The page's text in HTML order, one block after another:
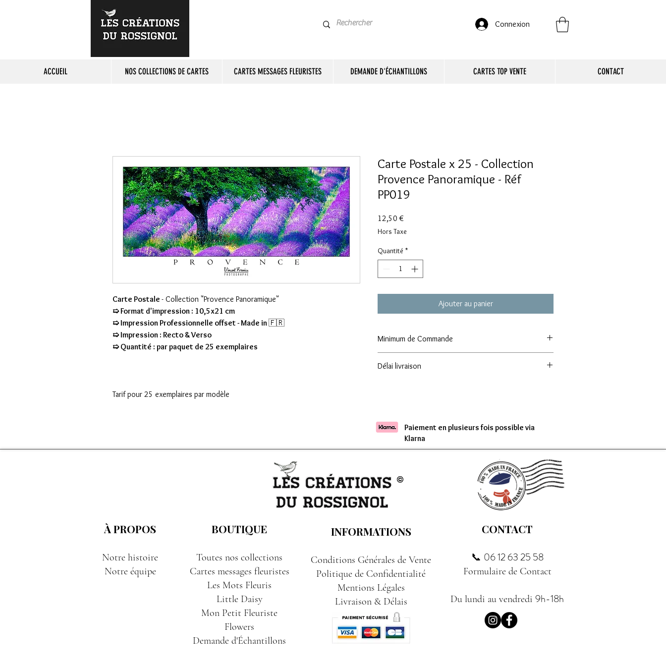
Connexion
ACCUEIL NOS COLLECTIONS DE CARTES CARTES MESSAGES FLEURISTES DEMANDE D'ÉCHANTILLONS CARTES TOP VENTE CONTACT
Carte Postale - Collection "Provence Panoramique"
➯ Format d'impression : 10,5x21 cm
➯ Impression Professionnelle offset - Made in🇫🇷
➯ Impression : Recto & Verso
➯ Quantité : par paquet de 25 exemplaires
Tarif pour 25 exemplaires par modèle
Carte Postale x 25 - Collection
Provence Panoramique - Réf
PP019
12,50 €
Hors Taxe
Quantité *
Ajouter au panier
Minimum de Commande
Délai livraison
Paiement en plusieurs fois possible via
Klarna
À PROPOS
Notre histoire
Notre équipe
BOUTIQUE
Toutes nos collections
Cartes messages fleuristes
Les Mots Fleuris
Little Daisy
Mon Petit Fleuriste
Flowers
Demande d'Échantillons
INFORMATIONS
Conditions Générales de Vente
Politique de Confidentialité
Mentions Légales
Livraison & Délais
CONTACT
📞 06 12 63 25 58
Formulaire de Contact
Du lundi au vendredi 9h-18h